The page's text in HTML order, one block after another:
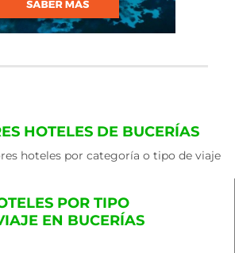
HOTELES DE BUCERÍAS
hoteles por categoría o tipo de viaje
POR TIPO
EN BUCERÍAS